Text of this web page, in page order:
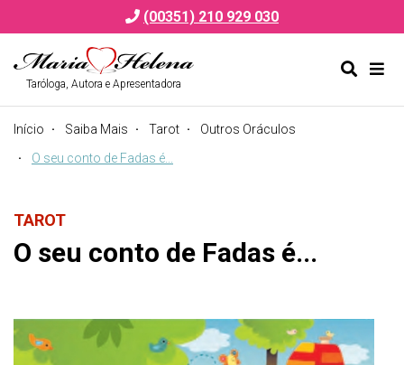
(00351) 210 929 030
Taróloga, Autora e Apresentadora
Início Saiba Mais Tarot
Outros Oráculos
O seu conto de Fadas é...
TAROT
O seu conto de Fadas é...